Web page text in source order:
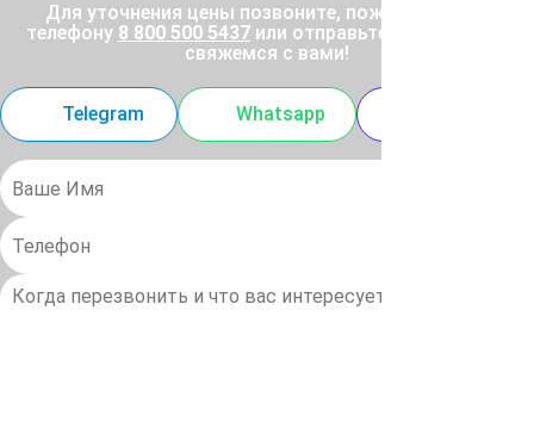
Для уточнения цены позвоните, пожалуйста, по
телефону 8 800 500 5437 или отправьте заявку, и мы
свяжемся с вами!
Telegram Whatsapp